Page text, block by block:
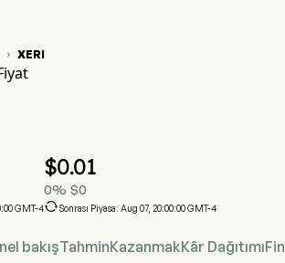
 XERI
GMT-4
$0.01
0% $0
Sonrası Piyasa: Aug 07, 20:00:00 GMT-4
bakışTahminKazanmakKâr Dağıtımı